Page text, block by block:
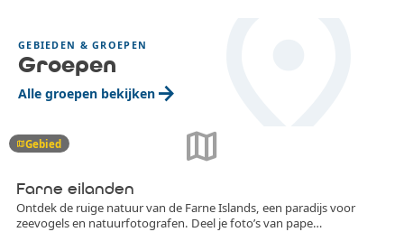
place
GEBIEDEN & GROEPEN
Groepen
Alle groepen bekijken arrow_forward
map
mapGebied
Farne eilanden
Ontdek de ruige natuur van de Farne Islands, een paradijs voor
zeevogels en natuurfotografen. Deel je foto’s van pape…